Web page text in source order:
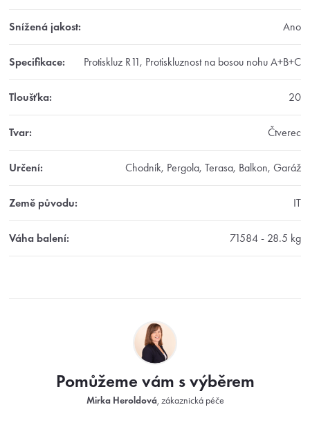
Snížená jakost: Ano
Specifikace: Protiskluz R11, Protiskluznost na bosou nohu A+B+C
Tloušťka: 20
Tvar: Čtverec
Určení: Chodník, Pergola, Terasa, Balkon, Garáž
Země původu: IT
Váha balení: 71584 - 28.5 kg
Pomůžeme vám s výběrem
Mirka Heroldová, zákaznická péče